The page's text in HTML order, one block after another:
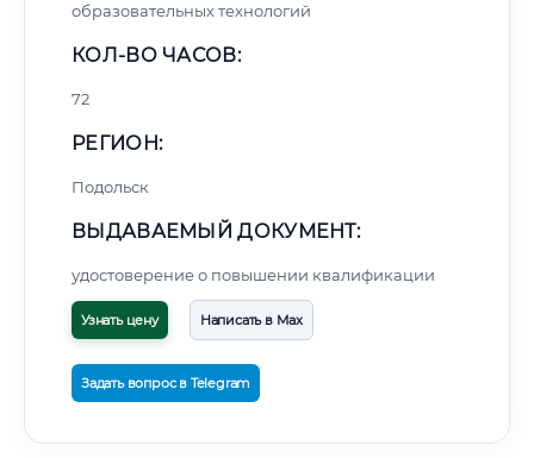
образовательных технологий
КОЛ-ВО ЧАСОВ:
72
РЕГИОН:
Подольск
ВЫДАВАЕМЫЙ ДОКУМЕНТ:
удостоверение о повышении квалификации
Узнать цену Написать в Max
Задать вопрос в Telegram